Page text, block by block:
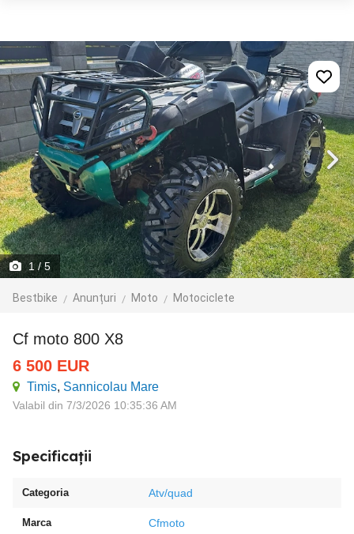
1/ 5
Bestbike Anunțuri Moto Motociclete
Cf moto 800 X8
6 500 EUR
Timis, Sannicolau Mare
Valabil din 7/3/2026 10:35:36 AM
Specificații
Categoria Atv/quad
Marca Cfmoto